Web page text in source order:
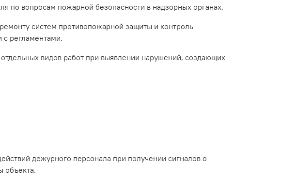
по вопросам пожарной безопасности в надзорных органах.
систем противопожарной защиты и контроль
с регламентами.
видов работ при выявлении нарушений, создающих
дежурного персонала при получении сигналов о
объекта.